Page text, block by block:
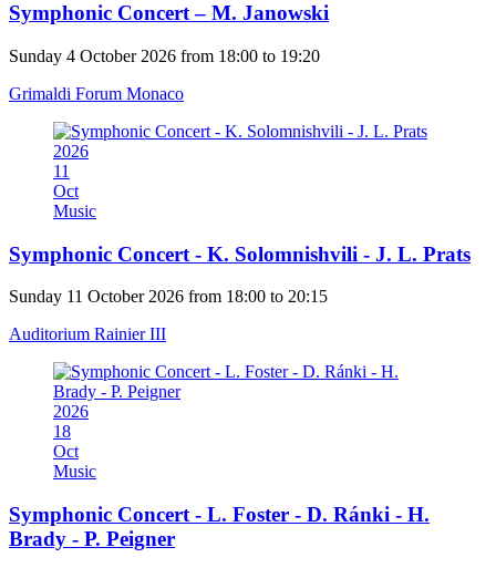
Symphonic Concert – M. Janowski
Sunday 4 October 2026 from 18:00 to 19:20
Grimaldi Forum Monaco
2026
11
Oct
Music
Symphonic Concert - K. Solomnishvili - J. L. Prats
Sunday 11 October 2026 from 18:00 to 20:15
Auditorium Rainier III
2026
18
Oct
Music
Symphonic Concert - L. Foster - D. Ránki - H.
Brady - P. Peigner